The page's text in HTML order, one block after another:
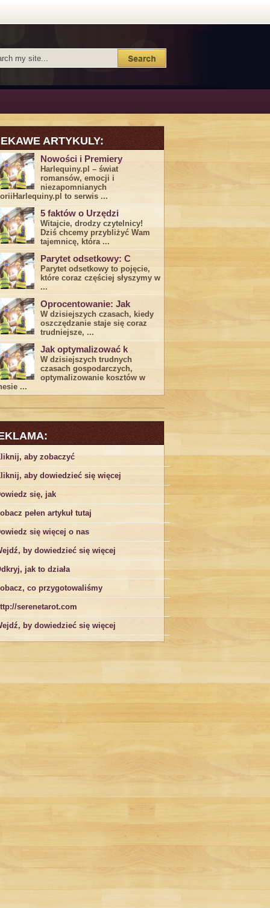
ARTYKULY:
Nowości i Premiery
Harlequiny.pl – świat
romansów, emocji i
niezapomnianych
to serwis ...
5 faktów o Urzędzi
Witajcie, drodzy czytelnicy!
Dziś chcemy przybliżyć ⁣Wam ​
tajemnicę,⁤ która ...
Parytet odsetkowy: C
Parytet odsetkowy to pojęcie,
które coraz częściej słyszymy w
...
Oprocentowanie: Jak
W dzisiejszych czasach, kiedy
‍oszczędzanie​ staje się coraz
trudniejsze,⁣ ...
Jak optymalizować k
W dzisiejszych trudnych⁤
czasach gospodarczych,
optymalizowanie ‌kosztów w
...
aby zobaczyć
aby dowiedzieć się więcej
się, jak
pełen artykuł tutaj
się więcej o nas
by dowiedzieć się więcej
jak to działa
co przygotowaliśmy
serenetarot.com
by dowiedzieć się więcej